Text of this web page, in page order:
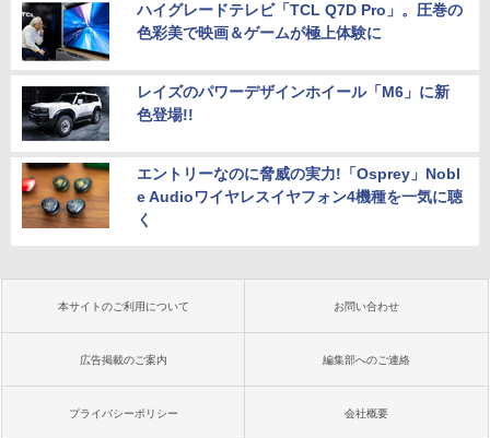
ハイグレードテレビ「TCL Q7D Pro」。圧巻の
色彩美で映画＆ゲームが極上体験に
レイズのパワーデザインホイール「M6」に新
色登場!!
エントリーなのに脅威の実力!「Osprey」Nobl
e Audioワイヤレスイヤフォン4機種を一気に聴
く
本サイトのご利用について お問い合わせ
広告掲載のご案内 編集部へのご連絡
プライバシーポリシー 会社概要